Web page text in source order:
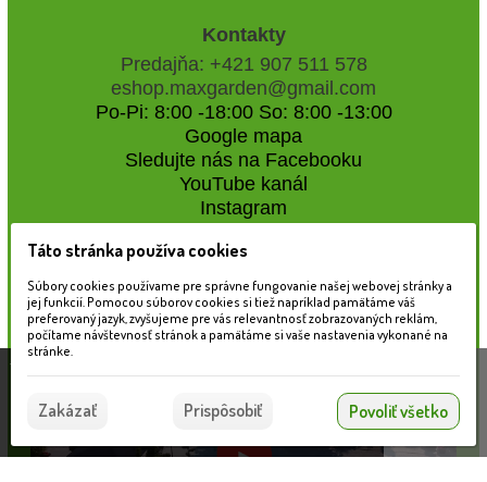
Kontakty
Predajňa: +421 907 511 578
eshop.maxgarden@gmail.com
Po-Pi: 8:00 -18:00 So: 8:00 -13:00
Google mapa
Sledujte nás na Facebooku
YouTube kanál
Instagram
Naše záhradné centrum
Táto stránka používa súbory cookies, ktoré nám
pomáhajú poskytovať služby. Používaním našich
služieb vyjadrujete súhlas s používaním súborov
Súhlasím
Táto stránka používa cookies
Súbory cookies používame pre správne fungovanie našej webovej stránky a
jej funkcií. Pomocou súborov cookies si tiež napríklad pamätáme váš
preferovaný jazyk, zvyšujeme pre vás relevantnosť zobrazovaných reklám,
počítame návštevnosť stránok a pamätáme si vaše nastavenia vykonané na
stránke.
Zakázať Prispôsobiť Povoliť všetko